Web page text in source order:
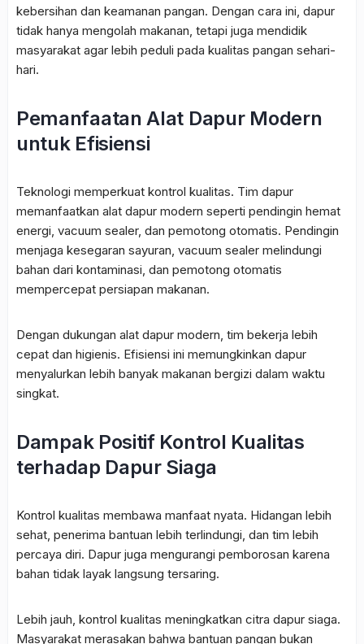
kebersihan dan keamanan pangan. Dengan cara ini, dapur
tidak hanya mengolah makanan, tetapi juga mendidik
masyarakat agar lebih peduli pada kualitas pangan sehari-
hari.
Pemanfaatan Alat Dapur Modern
untuk Efisiensi
Teknologi memperkuat kontrol kualitas. Tim dapur
memanfaatkan alat dapur modern seperti pendingin hemat
energi, vacuum sealer, dan pemotong otomatis. Pendingin
menjaga kesegaran sayuran, vacuum sealer melindungi
bahan dari kontaminasi, dan pemotong otomatis
mempercepat persiapan makanan.
Dengan dukungan alat dapur modern, tim bekerja lebih
cepat dan higienis. Efisiensi ini memungkinkan dapur
menyalurkan lebih banyak makanan bergizi dalam waktu
singkat.
Dampak Positif Kontrol Kualitas
terhadap Dapur Siaga
Kontrol kualitas membawa manfaat nyata. Hidangan lebih
sehat, penerima bantuan lebih terlindungi, dan tim lebih
percaya diri. Dapur juga mengurangi pemborosan karena
bahan tidak layak langsung tersaring.
Lebih jauh, kontrol kualitas meningkatkan citra dapur siaga.
Masyarakat merasakan bahwa bantuan pangan bukan